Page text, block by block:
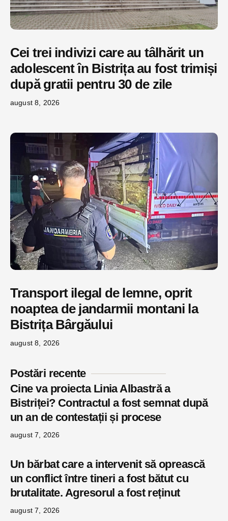
Cei trei indivizi care au tâlhărit un
adolescent în Bistrița au fost trimiși
după gratii pentru 30 de zile
august 8, 2026
Transport ilegal de lemne, oprit
noaptea de jandarmii montani la
Bistrița Bârgăului
august 8, 2026
Postări recente
Cine va proiecta Linia Albastră a
Bistriței? Contractul a fost semnat după
un an de contestații și procese
august 7, 2026
Un bărbat care a intervenit să oprească
un conflict între tineri a fost bătut cu
brutalitate. Agresorul a fost reținut
august 7, 2026